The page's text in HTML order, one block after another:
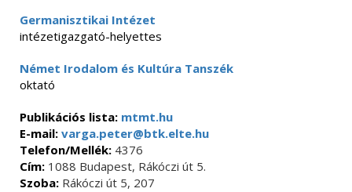
Germanisztikai Intézet
intézetigazgató-helyettes
Német Irodalom és Kultúra Tanszék
oktató
Publikációs lista: mtmt.hu
E-mail: varga.peter@btk.elte.hu
Telefon/Mellék: 4376
Cím: 1088 Budapest, Rákóczi út 5.
Szoba: Rákóczi út 5, 207